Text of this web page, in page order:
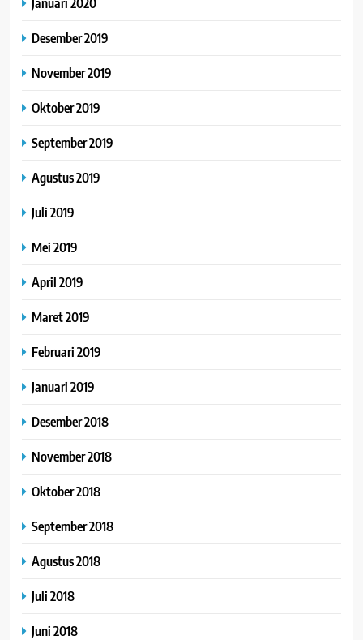
Desember 2019
November 2019
Oktober 2019
September 2019
Agustus 2019
Juli 2019
Mei 2019
April 2019
Maret 2019
Februari 2019
Januari 2019
Desember 2018
November 2018
Oktober 2018
September 2018
Agustus 2018
Juli 2018
Juni 2018